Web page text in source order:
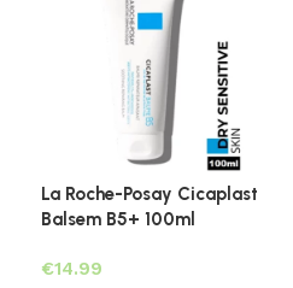
La Roche-Posay Cicaplast
Balsem B5+ 100ml
€